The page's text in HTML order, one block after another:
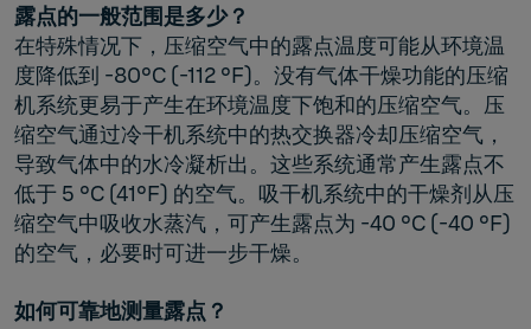
露点的一般范围是多少？
在特殊情况下，压缩空气中的露点温度可能从环境温
度降低到 -80°C (-112 °F)。没有气体干燥功能的压缩
机系统更易于产生在环境温度下饱和的压缩空气。压
缩空气通过冷干机系统中的热交换器冷却压缩空气，
导致气体中的水冷凝析出。这些系统通常产生露点不
低于 5 °C (41°F) 的空气。吸干机系统中的干燥剂从压
缩空气中吸收水蒸汽，可产生露点为 -40 °C (-40 °F)
的空气，必要时可进一步干燥。
如何可靠地测量露点？